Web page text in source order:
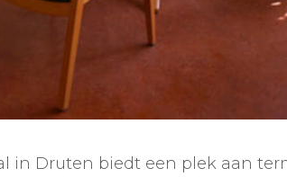
in Druten biedt een plek aan